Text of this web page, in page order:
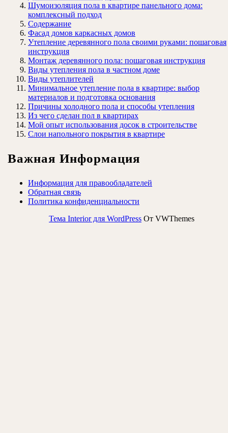
Шумоизоляция пола в квартире панельного дома:
комплексный подход
Содержание
Фасад домов каркасных домов
Утепление деревянного пола своими руками: пошаговая
инструкция
Монтаж деревянного пола: пошаговая инструкция
Виды утепления пола в частном доме
Виды утеплителей
Минимальное утепление пола в квартире: выбор
материалов и подготовка основания
Причины холодного пола и способы утепления
Из чего сделан пол в квартирах
Мой опыт использования досок в строительстве
Слои напольного покрытия в квартире
Важная Информация
Информация для правообладателей
Обратная связь
Политика конфиденциальности
Тема Interior для WordPress От VWThemes